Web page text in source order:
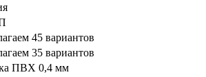
45 вариантов
35 вариантов
ПВХ 0,4 мм